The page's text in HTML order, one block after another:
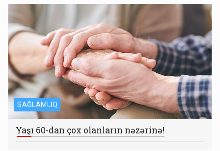
SAĞLAMLIQ
Yaşı 60-dan çox olanların nəzərinə!